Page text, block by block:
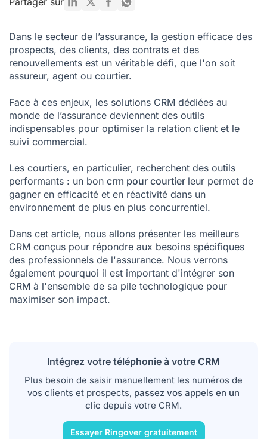
Ce qu’il faut retenir sur les CRM pour le secteur de
l’assurance
FAQ > Logiciel CRM Assurance
Dans le secteur de l’assurance, la gestion efficace des
prospects, des clients, des contrats et des
renouvellements est un véritable défi, que l'on soit
assureur, agent ou courtier.
Face à ces enjeux, les solutions CRM dédiées au
monde de l’assurance deviennent des outils
indispensables pour optimiser la relation client et le
suivi commercial.
Les courtiers, en particulier, recherchent des outils
performants : un bon crm pour courtier leur permet de
gagner en efficacité et en réactivité dans un
environnement de plus en plus concurrentiel.
Dans cet article, nous allons présenter les meilleurs
CRM conçus pour répondre aux besoins spécifiques
des professionnels de l'assurance. Nous verrons
également pourquoi il est important d'intégrer son
CRM à l'ensemble de sa pile technologique pour
maximiser son impact.
Intégrez votre téléphonie à votre CRM
Plus besoin de saisir manuellement les numéros de
vos clients et prospects, passez vos appels en un
clic depuis votre CRM.
Essayer Ringover gratuitement